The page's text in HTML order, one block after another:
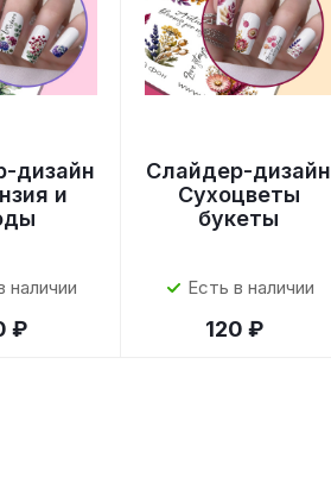
дизайн
и
наличии
₽
Слайдер-дизайн
Сухоцветы
букеты
Есть в наличии
120 ₽